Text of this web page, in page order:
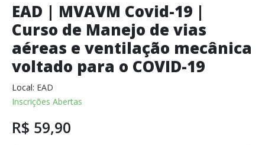
EAD | MVAVM Covid-19 |
Curso de Manejo de vias
aéreas e ventilação mecânica
voltado para o COVID-19
Local: EAD
Inscrições Abertas
R$ 59,90